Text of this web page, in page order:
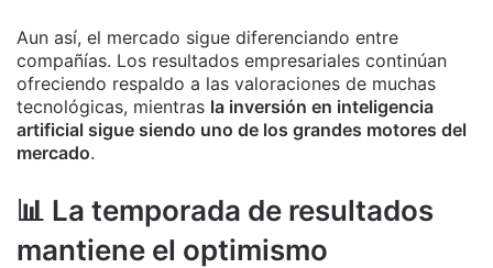
Aun así, el mercado sigue diferenciando entre
compañías. Los resultados empresariales continúan
ofreciendo respaldo a las valoraciones de muchas
tecnológicas, mientras la inversión en inteligencia
artificial sigue siendo uno de los grandes motores del
mercado.
📊 La temporada de resultados
mantiene el optimismo